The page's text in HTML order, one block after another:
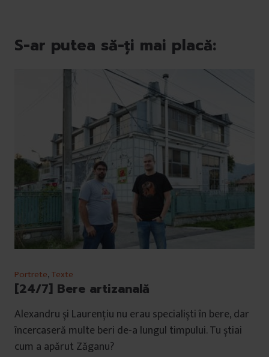
S-ar putea să-ți mai placă:
Portrete,Texte
[24/7] Bere artizanală
Alexandru și Laurențiu nu erau specialiști în bere, dar
încercaseră multe beri de-a lungul timpului. Tu știai
cum a apărut Zăganu?